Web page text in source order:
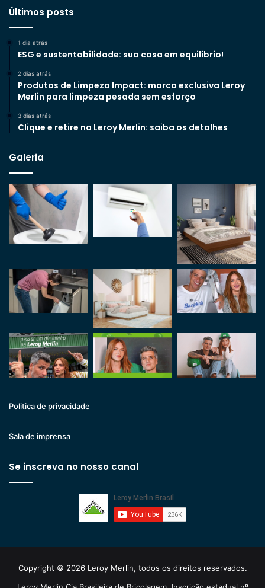
Últimos posts
1 dia atrás
ESG e sustentabilidade: sua casa em equilíbrio!
2 dias atrás
Produtos de Limpeza Impact: marca exclusiva Leroy
Merlin para limpeza pesada sem esforço
3 dias atrás
Clique e retire na Leroy Merlin: saiba os detalhes
Galeria
Politica de privacidade
Sala de imprensa
Se inscreva no nosso canal
Copyright © 2026 Leroy Merlin, todos os direitos reservados.